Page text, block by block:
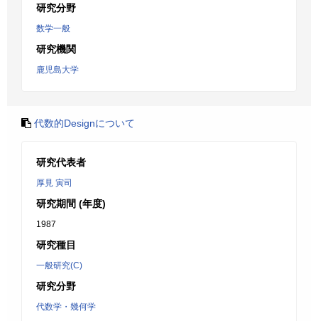
研究分野
数学一般
研究機関
鹿児島大学
代数的Designについて
研究代表者
厚見 寅司
研究期間 (年度)
1987
研究種目
一般研究(C)
研究分野
代数学・幾何学